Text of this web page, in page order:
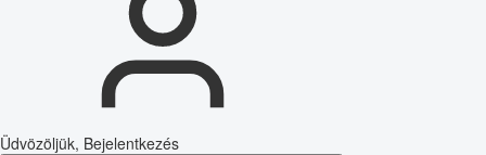
Üdvözöljük, Bejelentkezés